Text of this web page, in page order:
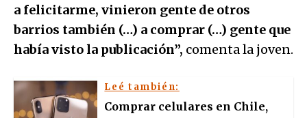
a felicitarme, vinieron gente de otros
barrios también (…) a comprar (…) gente que
había visto la publicación”, comenta la joven.
Leé también:
Comprar celulares en Chile,